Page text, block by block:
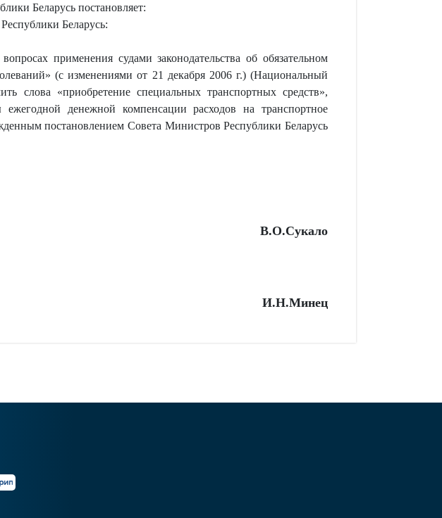
Беларусь постановляет:
Беларусь:
применения судами законодательства об обязательном
(с изменениями от 21 декабря 2006 г.) (Национальный
слова «приобретение специальных транспортных средств»,
денежной компенсации расходов на транспортное
постановлением Совета Министров Республики Беларусь
В.О.Сукало
И.Н.Минец